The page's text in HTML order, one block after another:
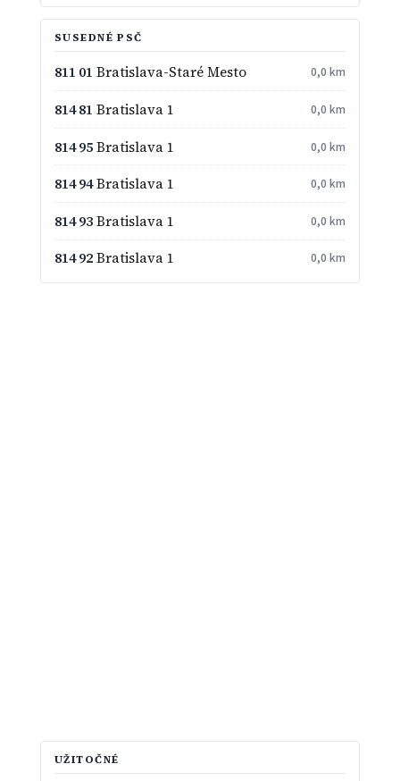
SUSEDNÉ PSČ
811 01 Bratislava-Staré Mesto 0,0 km
814 81 Bratislava 1 0,0 km
814 95Bratislava 1 0,0 km
814 94Bratislava 1 0,0 km
814 93Bratislava 1 0,0 km
814 92Bratislava 1 0,0 km
UŽITOČNÉ